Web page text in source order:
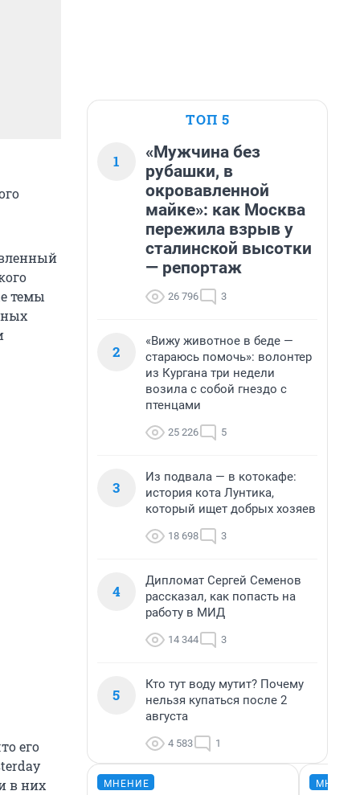
темы
его
в них
ТОП 5
1
«Мужчина без
рубашки, в
окровавленной
майке»: как Москва
пережила взрыв у
сталинской высотки
— репортаж
26 796 3
2
«Вижу животное в беде —
стараюсь помочь»: волонтер
из Кургана три недели
возила с собой гнездо с
птенцами
25 226 5
3
Из подвала — в котокафе:
история кота Лунтика,
который ищет добрых хозяев
18 698 3
4
Дипломат Сергей Семенов
рассказал, как попасть на
работу в МИД
14 344 3
5
Кто тут воду мутит? Почему
нельзя купаться после 2
августа
4 583 1
МНЕНИЕ